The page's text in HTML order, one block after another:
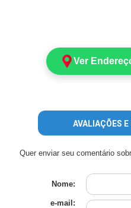
Ver
AVALIAÇÕES
Quer enviar seu comentário
Nome:
e-mail: